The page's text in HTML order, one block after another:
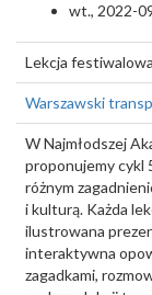
wt., 2022-
Lekcja festiwalowa
Warszawski
W Najmłodszej
proponujemy cykl
różnym
i kulturą. Każda
ilustrowana
interaktywna
zagadkami,